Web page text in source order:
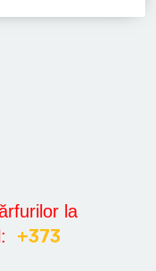
la
+373